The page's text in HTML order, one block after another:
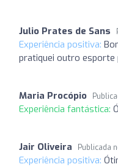
Julio Prates de Sans
Experiência positiva:
pratiquei outro esporte
Maria Procópio
Experiência fantástica:
Jair Oliveira Publicada
Experiência positiva: